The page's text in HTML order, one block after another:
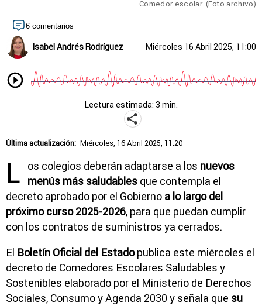
Comedor escolar. (Foto archivo)
6 comentarios
Isabel Andrés Rodríguez Miércoles 16 Abril 2025, 11:00
Lectura estimada: 3 min.
Última actualización: Miércoles, 16 Abril 2025, 11:20
L os colegios deberán adaptarse a los nuevos
menús más saludables que contempla el
decreto aprobado por el Gobierno a lo largo del
próximo curso 2025-2026, para que puedan cumplir
con los contratos de suministros ya cerrados.
El Boletín Oficial del Estadopublica este miércoles el
decreto de Comedores Escolares Saludables y
Sostenibles elaborado por el Ministerio de Derechos
Sociales, Consumo y Agenda 2030 y señala que su